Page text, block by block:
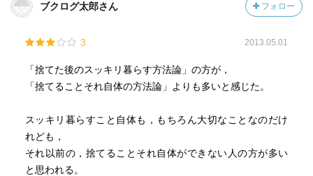
ブクログ太郎さん フォロー
3 2013.05.01
「捨てた後のスッキリ暮らす方法論」の方が，
「捨てることそれ自体の方法論」よりも多いと感じた。
スッキリ暮らすこと自体も，もちろん大切なことなのだけ
れども，
それ以前の，捨てることそれ自体ができない人の方が多い
と思われる。